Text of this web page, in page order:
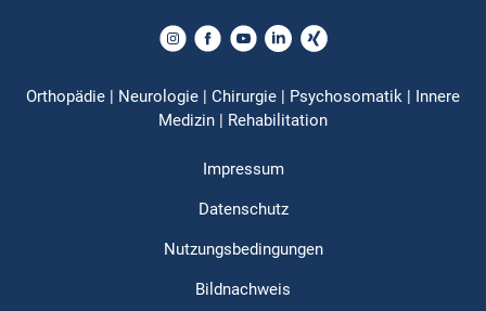
Orthopädie | Neurologie | Chirurgie | Psychosomatik | Innere
Medizin | Rehabilitation
Impressum
Datenschutz
Nutzungsbedingungen
Bildnachweis